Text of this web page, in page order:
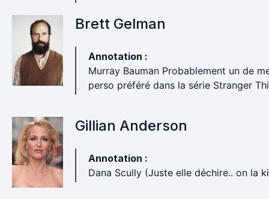
Brett Gelman
Annotation :
Murray Bauman Probablement un de
perso préféré dans la série Stranger
Gillian Anderson
Annotation :
Dana Scully (Juste elle déchire.. on la